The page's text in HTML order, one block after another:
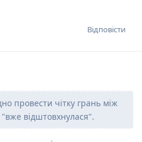
Відповісти
провести чітку грань між
відштовхнулася".